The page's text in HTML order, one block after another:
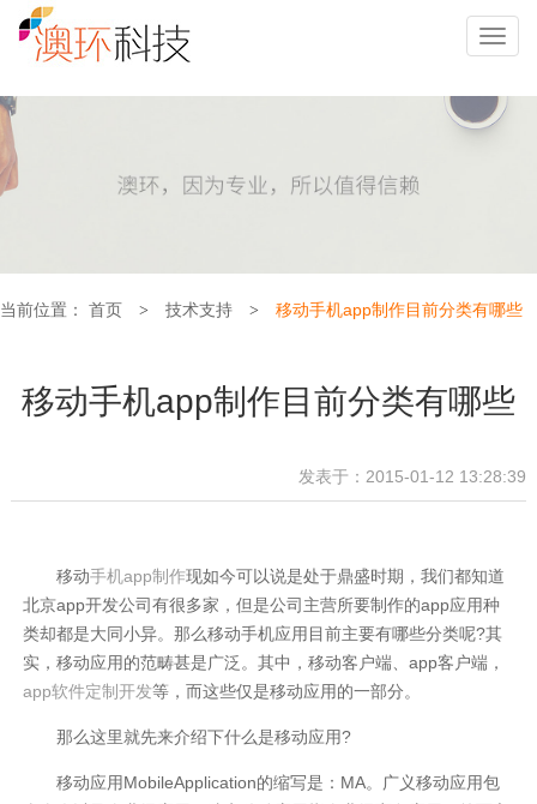
当前位置： 首页 > 技术支持 > 移动手机app制作目前分类有哪些
移动手机app制作目前分类有哪些
发表于：2015-01-12 13:28:39
移动手机app制作现如今可以说是处于鼎盛时期，我们都知道
北京app开发公司有很多家，但是公司主营所要制作的app应用种
类却都是大同小异。那么移动手机应用目前主要有哪些分类呢?其
实，移动应用的范畴甚是广泛。其中，移动客户端、app客户端，
app软件定制开发等，而这些仅是移动应用的一部分。
那么这里就先来介绍下什么是移动应用?
移动应用MobileApplication的缩写是：MA。广义移动应用包